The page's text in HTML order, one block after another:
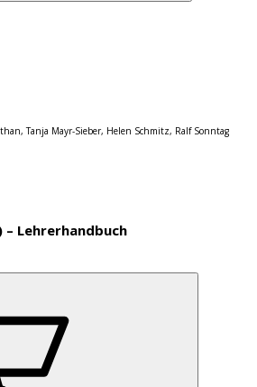
Tanja Mayr-Sieber, Helen Schmitz, Ralf Sonntag
Lehrerhandbuch